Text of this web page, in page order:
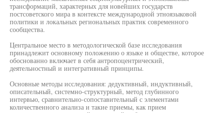
трансформаций, характерных для новейших государств
постсоветского мира в контексте международной этноязыковой
политики и локальных региональных практик современного
сообщества.
Центральное место в методологической базе исследования
принадлежит основному положению о языке и обществе, которое
обоснованно включает в себя антропоцентрический,
деятельностный и интегративный принципы.
Основные методы исследования: дедуктивный, индуктивный,
описательный, системно-структурный, метод глубинного
интервью, сравнительно-сопоставительный с элементами
количественного анализа и такие приемы, как прием